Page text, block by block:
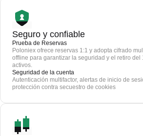
Seguro y confiable
Prueba de Reservas
Poloniex ofrece reservas 1:1 y adopta cifrado
offline para garantizar la seguridad y el retiro del
activos.
Seguridad de la cuenta
Autenticación multifactor, alertas de inicio de
protección contra secuestro de cookies